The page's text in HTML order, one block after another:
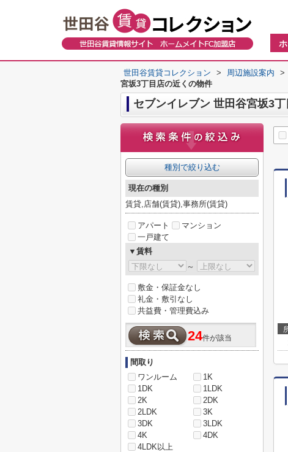
世田谷賃貸コレクション > 周辺施設案内 >
宮坂3丁目店の近くの物件
セブンイレブン 世田谷宮坂3
種別で絞り込む
現在の種別
賃貸,店舗(賃貸),事務所(賃貸)
アパート
マンション
一戸建て
▼賃料
～
敷金・保証金なし
礼金・敷引なし
共益費・管理費込み
24件が該当
間取り
ワンルーム
1K
1DK
1LDK
2K
2DK
2LDK
3K
3DK
3LDK
4K
4DK
4LDK以上